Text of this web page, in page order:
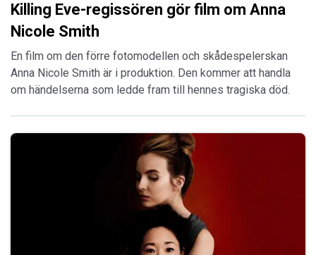
Killing Eve-regissören gör film om Anna
Nicole Smith
En film om den förre fotomodellen och skådespelerskan
Anna Nicole Smith är i produktion. Den kommer att handla
om händelserna som ledde fram till hennes tragiska död.